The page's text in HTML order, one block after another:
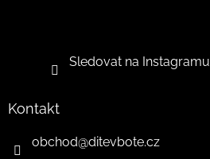
Sledovat na Instagramu
Kontakt
obchod@ditevbote.cz